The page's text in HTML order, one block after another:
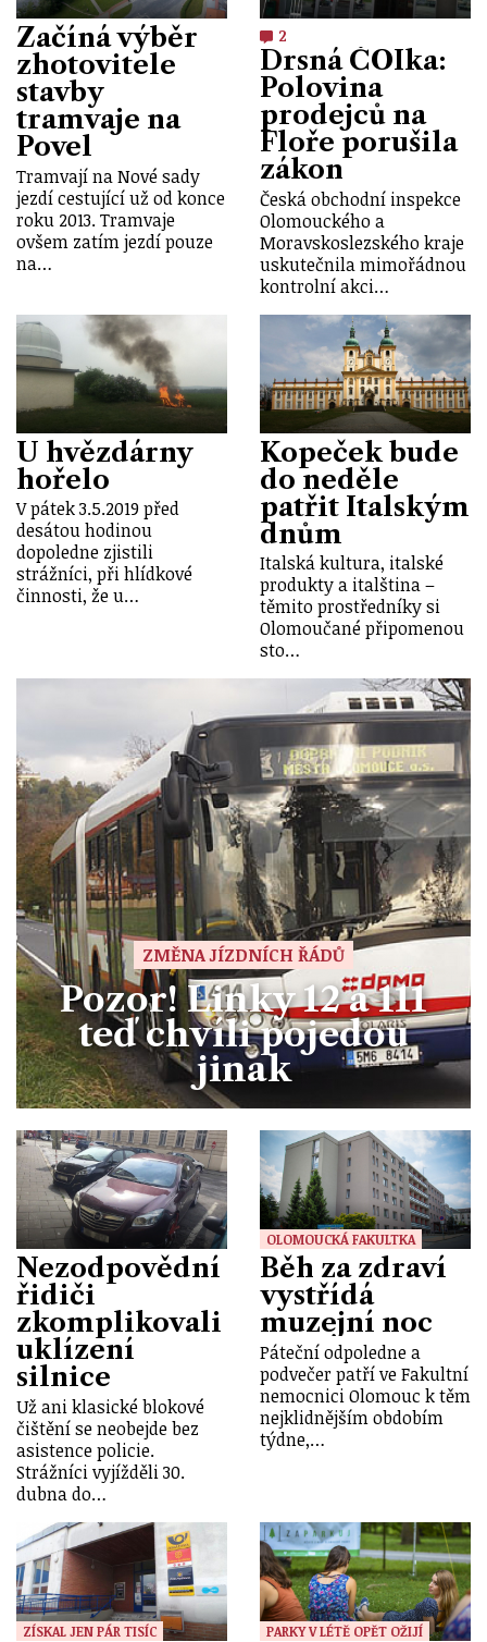
Začíná výběr
zhotovitele
stavby
tramvaje na
Povel
Tramvají na Nové sady
jezdí cestující už od konce
roku 2013. Tramvaje
ovšem zatím jezdí pouze
na…
2
Drsná ČOIka:
Polovina
prodejců na
Floře porušila
zákon
Česká obchodní inspekce
Olomouckého a
Moravskoslezského kraje
uskutečnila mimořádnou
kontrolní akci…
U hvězdárny
hořelo
V pátek 3.5.2019 před
desátou hodinou
dopoledne zjistili
strážníci, při hlídkové
činnosti, že u…
Kopeček bude
do neděle
patřit Italským
dnům
Italská kultura, italské
produkty a italština –
těmito prostředníky si
Olomoučané připomenou
sto…
ZMĚNA JÍZDNÍCH ŘÁDŮ
Pozor! Linky 12 a 111
teď chvíli pojedou
jinak
Nezodpovědní
řidiči
zkomplikovali
uklízení
silnice
Už ani klasické blokové
čištění se neobejde bez
asistence policie.
Strážníci vyjížděli 30.
dubna do…
OLOMOUCKÁ FAKULTKA
Běh za zdraví
vystřídá
muzejní noc
Páteční odpoledne a
podvečer patří ve Fakultní
nemocnici Olomouc k těm
nejklidnějším obdobím
týdne,…
ZÍSKAL JEN PÁR TISÍC PARKY V LÉTĚ OPĚT OŽIJÍ